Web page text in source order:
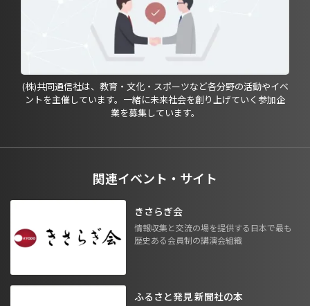
(株)共同通信社は、教育・文化・スポーツなど各分野の活動やイベ
ントを主催しています。一緒に未来社会を創り上げていく参加企
業を募集しています。
関連イベント・サイト
きさらぎ会
情報収集と交流の場を提供する日本で最も
歴史ある会員制の講演会組織
ふるさと発見 新聞社の本